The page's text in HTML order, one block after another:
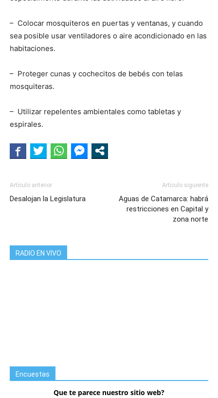
– Colocar mosquiteros en puertas y ventanas, y cuando
sea posible usar ventiladores o aire acondicionado en las
habitaciones.
– Proteger cunas y cochecitos de bebés con telas
mosquiteras.
– Utilizar repelentes ambientales como tabletas y
espirales.
Artículo anterior
Desalojan la Legislatura
Artículo siguiente
Aguas de Catamarca: habrá
restricciones en Capital y
zona norte
RADIO EN VIVO
Encuestas
Que te parece nuestro sitio web?